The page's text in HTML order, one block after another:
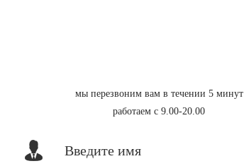
мы перезвоним вам в течении 5 минут
работаем с 9.00-20.00
Введите имя